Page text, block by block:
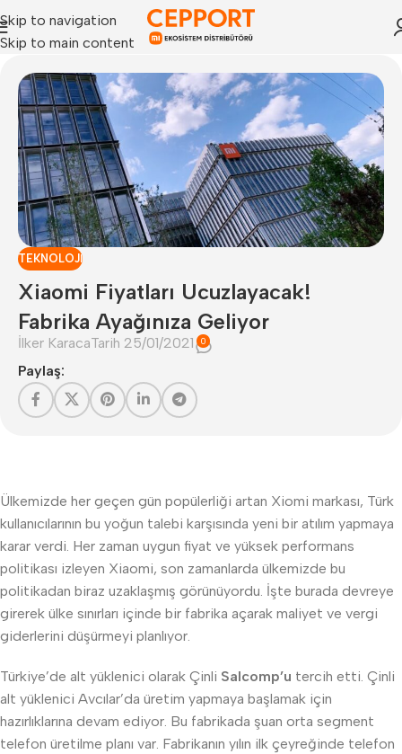
Skip to navigation
Skip to main content
TEKNOLOJI
Xiaomi Fiyatları Ucuzlayacak!
Fabrika Ayağınıza Geliyor
İlker KaracaTarih 25/01/2021 0
Paylaş:
Ülkemizde her geçen gün popülerliği artan Xiomi markası, Türk
kullanıcılarının bu yoğun talebi karşısında yeni bir atılım yapmaya
karar verdi. Her zaman uygun fiyat ve yüksek performans
politikası izleyen Xiaomi, son zamanlarda ülkemizde bu
politikadan biraz uzaklaşmış görünüyordu. İşte burada devreye
girerek ülke sınırları içinde bir fabrika açarak maliyet ve vergi
giderlerini düşürmeyi planlıyor.
Türkiye’de alt yüklenici olarak Çinli Salcomp’u tercih etti. Çinli
alt yüklenici Avcılar’da üretim yapmaya başlamak için
hazırlıklarına devam ediyor. Bu fabrikada şuan orta segment
telefon üretilme planı var. Fabrikanın yılın ilk çeyreğinde telefon